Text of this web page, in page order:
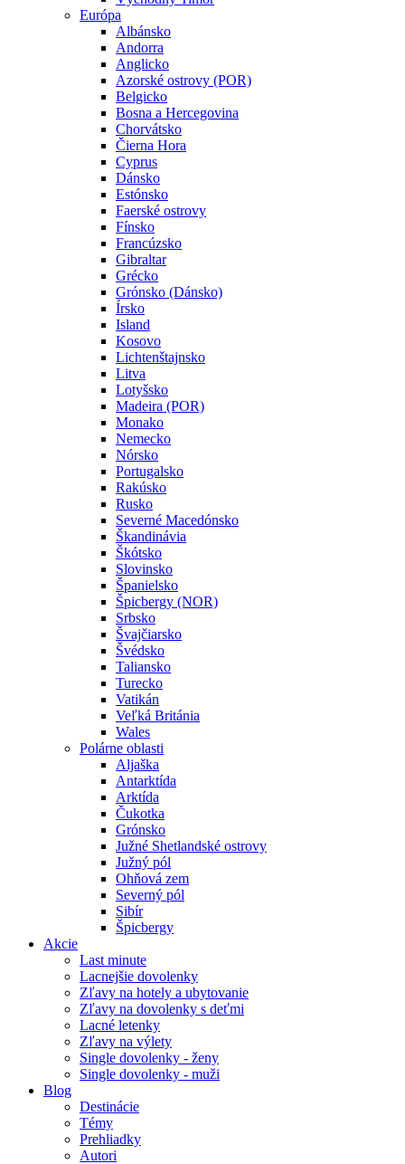
Európa
Albánsko
Andorra
Anglicko
Azorské ostrovy (POR)
Belgicko
Bosna a Hercegovina
Chorvátsko
Čierna Hora
Cyprus
Dánsko
Estónsko
Faerské ostrovy
Fínsko
Francúzsko
Gibraltar
Grécko
Grónsko (Dánsko)
Írsko
Island
Kosovo
Lichtenštajnsko
Litva
Lotyšsko
Madeira (POR)
Monako
Nemecko
Nórsko
Portugalsko
Rakúsko
Rusko
Severné Macedónsko
Škandinávia
Škótsko
Slovinsko
Španielsko
Špicbergy (NOR)
Srbsko
Švajčiarsko
Švédsko
Taliansko
Turecko
Vatikán
Veľká Británia
Wales
Polárne oblasti
Aljaška
Antarktída
Arktída
Čukotka
Grónsko
Južné Shetlandské ostrovy
Južný pól
Ohňová zem
Severný pól
Sibír
Špicbergy
Akcie
Last minute
Lacnejšie dovolenky
Zľavy na hotely a ubytovanie
Zľavy na dovolenky s deťmi
Lacné letenky
Zľavy na výlety
Single dovolenky - ženy
Single dovolenky - muži
Blog
Destinácie
Témy
Prehliadky
Autori